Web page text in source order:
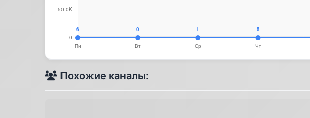
Похожие каналы: